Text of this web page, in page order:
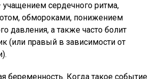
учащением сердечного ритма,
обмороками, понижением
давления, а также часто болит
(или правый в зависимости от
беременность. Когда такое событие